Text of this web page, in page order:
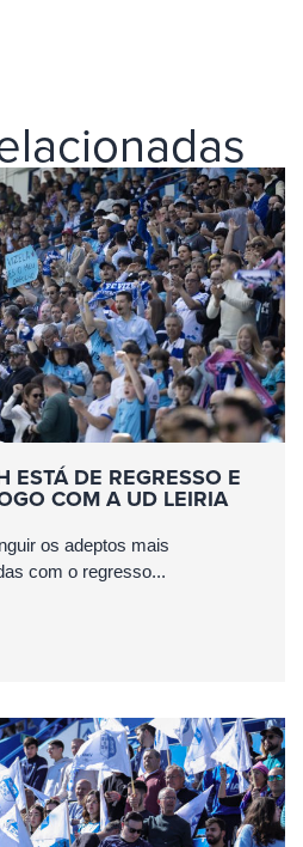
ESTÁ DE REGRESSO E
COM A UD LEIRIA
os adeptos mais
com o regresso...